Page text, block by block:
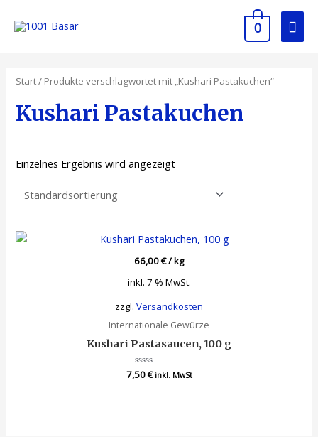
0
Start/ Produkte verschlagwortet mit „Kushari Pastakuchen“
Kushari Pastakuchen
Einzelnes Ergebnis wird angezeigt
66,00€/kg
inkl. 7 % MwSt.
zzgl. Versandkosten
Internationale Gewürze
Kushari Pastasaucen, 100 g
Bewertet
7,50€ inkl. MwSt